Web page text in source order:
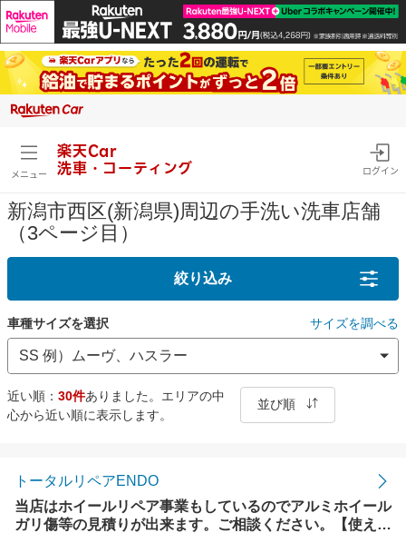
メニュー
楽天Car
洗車・コーティング
ログイン
新潟市西区(新潟県)周辺の手洗い洗車店舗
（3ページ目）
絞り込み
車種サイズを選択 サイズを調べる
近い順： 30件ありました。エリアの中
心から近い順に表示します。
並び順
評価の高い順
トータルリペアENDO
当店はホイールリペア事業もしているのでアルミホイール
ガリ傷等の見積りが出来ます。ご相談ください。【使えま